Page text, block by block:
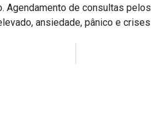
de consultas
ansiedade, pânico e